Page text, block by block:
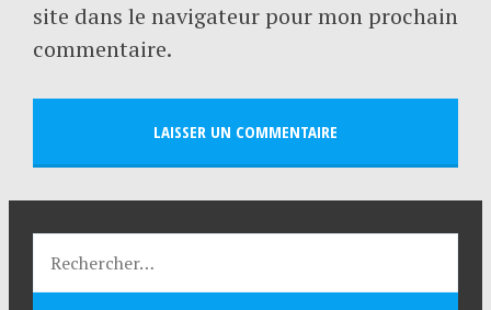
site dans le navigateur pour mon prochain
commentaire.